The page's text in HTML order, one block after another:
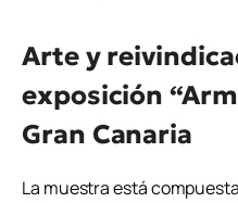
Arte y
exposición
Gran Canaria
La muestra está